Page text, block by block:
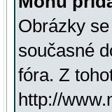
Obrázky
současné
fóra. Z
http://